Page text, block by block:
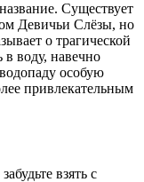
Существует
Девичьи Слёзы, но
о трагической
воду, навечно
особую
привлекательным
взять с